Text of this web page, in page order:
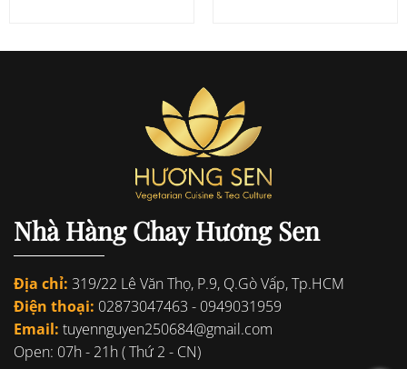
Nhà Hàng Chay Hương Sen
Địa chỉ: 319/22 Lê Văn Thọ, P.9, Q.Gò Vấp, Tp.HCM
Điện thoại: 02873047463 - 0949031959
Email: tuyennguyen250684@gmail.com
Open: 07h - 21h ( Thứ 2 - CN)